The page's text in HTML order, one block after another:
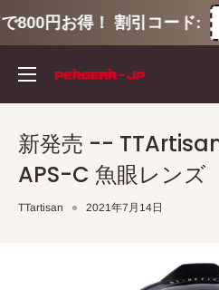
円お得！ 割引コード:
テ
新発売 --
APS-C 魚眼レンズ
TTartisan 2021年7月14日